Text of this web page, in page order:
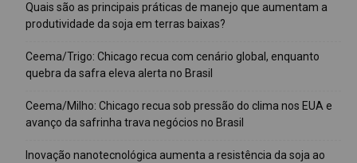
Quais são as principais práticas de manejo que aumentam a
produtividade da soja em terras baixas?
Ceema/Trigo: Chicago recua com cenário global, enquanto
quebra da safra eleva alerta no Brasil
Ceema/Milho: Chicago recua sob pressão do clima nos EUA e
avanço da safrinha trava negócios no Brasil
Inovação nanotecnológica aumenta a resistência da soja ao